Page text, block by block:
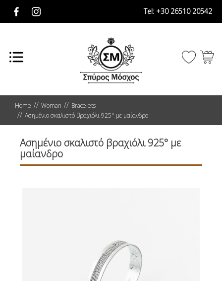
Tel: +30 26510 20542
Home Woman
Bracelets
Ασημένιο σκαλιστό βραχιόλι 925° με μαίανδρο
Ασημένιο σκαλιστό βραχιόλι 925° με
μαίανδρο